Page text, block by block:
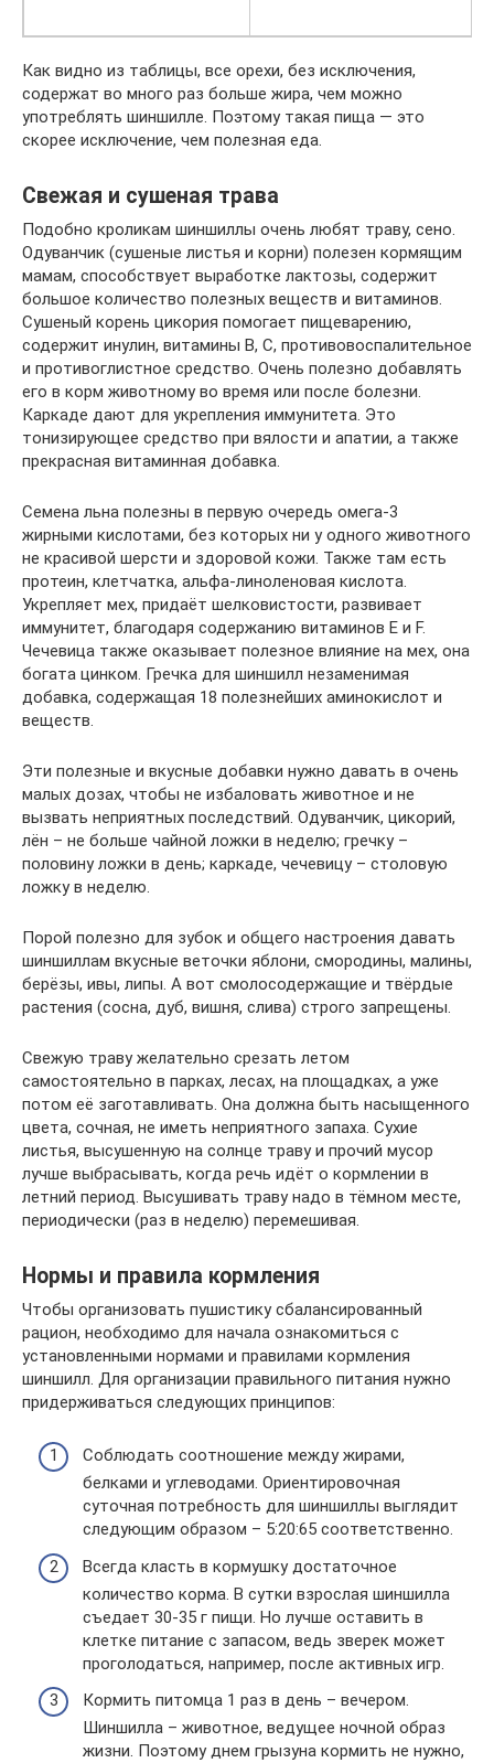
Как видно из таблицы, все орехи, без исключения,
содержат во много раз больше жира, чем можно
употреблять шиншилле. Поэтому такая пища — это
скорее исключение, чем полезная еда.
Свежая и сушеная трава
Подобно кроликам шиншиллы очень любят траву, сено.
Одуванчик (сушеные листья и корни) полезен кормящим
мамам, способствует выработке лактозы, содержит
большое количество полезных веществ и витаминов.
Сушеный корень цикория помогает пищеварению,
содержит инулин, витамины B, С, противовоспалительное
и противоглистное средство. Очень полезно добавлять
его в корм животному во время или после болезни.
Каркаде дают для укрепления иммунитета. Это
тонизирующее средство при вялости и апатии, а также
прекрасная витаминная добавка.
Семена льна полезны в первую очередь омега-3
жирными кислотами, без которых ни у одного животного
не красивой шерсти и здоровой кожи. Также там есть
протеин, клетчатка, альфа-линоленовая кислота.
Укрепляет мех, придаёт шелковистости, развивает
иммунитет, благодаря содержанию витаминов E и F.
Чечевица также оказывает полезное влияние на мех, она
богата цинком. Гречка для шиншилл незаменимая
добавка, содержащая 18 полезнейших аминокислот и
веществ.
Эти полезные и вкусные добавки нужно давать в очень
малых дозах, чтобы не избаловать животное и не
вызвать неприятных последствий. Одуванчик, цикорий,
лён – не больше чайной ложки в неделю; гречку –
половину ложки в день; каркаде, чечевицу – столовую
ложку в неделю.
Порой полезно для зубок и общего настроения давать
шиншиллам вкусные веточки яблони, смородины, малины,
берёзы, ивы, липы. А вот смолосодержащие и твёрдые
растения (сосна, дуб, вишня, слива) строго запрещены.
Свежую траву желательно срезать летом
самостоятельно в парках, лесах, на площадках, а уже
потом её заготавливать. Она должна быть насыщенного
цвета, сочная, не иметь неприятного запаха. Сухие
листья, высушенную на солнце траву и прочий мусор
лучше выбрасывать, когда речь идёт о кормлении в
летний период. Высушивать траву надо в тёмном месте,
периодически (раз в неделю) перемешивая.
Нормы и правила кормления
Чтобы организовать пушистику сбалансированный
рацион, необходимо для начала ознакомиться с
установленными нормами и правилами кормления
шиншилл. Для организации правильного питания нужно
придерживаться следующих принципов:
Соблюдать соотношение между жирами,
белками и углеводами. Ориентировочная
суточная потребность для шиншиллы выглядит
следующим образом – 5:20:65 соответственно.
Всегда класть в кормушку достаточное
количество корма. В сутки взрослая шиншилла
съедает 30-35 г пищи. Но лучше оставить в
клетке питание с запасом, ведь зверек может
проголодаться, например, после активных игр.
Кормить питомца 1 раз в день – вечером.
Шиншилла – животное, ведущее ночной образ
жизни. Поэтому днем грызуна кормить не нужно,